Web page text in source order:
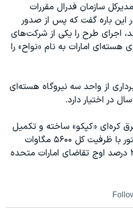
سازمان فدرال مقررات
این باره گفت که پس از صدور
اجرای طرح را یکی از شرکت‌های
هسته‌ای امارات به نام «نواح» را
از واحد سه نیروگاه هسته‌ای
در اختیار دارد.
کره‌ای «کپکو» ساخته و تکمیل
می‌شود، دارای چهار رآکتور با ظرفیت کل ۵۶۰۰ مگاوات
خواهد بود که تقریبا ۲۵ درصد اوج تقاضای امارات متحده